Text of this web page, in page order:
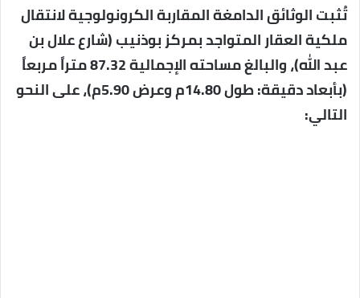
تُثبت الوثائق الدامغة المقاربة الكرونولوجية لانتقال
ملكية العقار المتواجد بمركز بوذنيب (شارع علال بن
عبد الله)، والبالغ مساحته الإجمالية 87.32 متراً مربعاً
(بأبعاد دقيقة: طول 14.80م وعرض 5.90م)، على النحو
التالي: